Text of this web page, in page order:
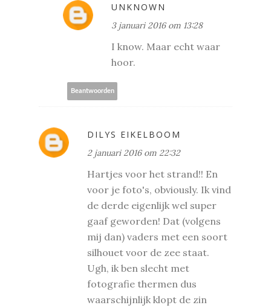
UNKNOWN
3 januari 2016 om 13:28
I know. Maar echt waar
hoor.
Beantwoorden
DILYS EIKELBOOM
2 januari 2016 om 22:32
Hartjes voor het strand!! En
voor je foto's, obviously. Ik vind
de derde eigenlijk wel super
gaaf geworden! Dat (volgens
mij dan) vaders met een soort
silhouet voor de zee staat.
Ugh, ik ben slecht met
fotografie thermen dus
waarschijnlijk klopt de zin